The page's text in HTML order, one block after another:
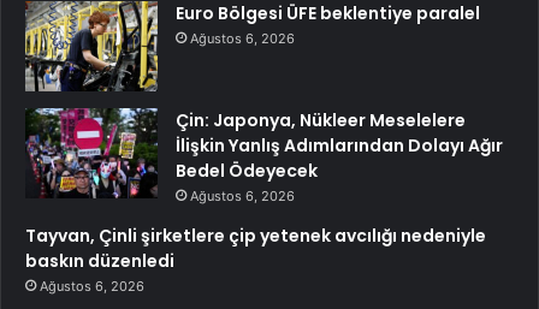
Euro Bölgesi ÜFE beklentiye paralel
Ağustos 6, 2026
Çin: Japonya, Nükleer Meselelere
İlişkin Yanlış Adımlarından Dolayı Ağır
Bedel Ödeyecek
Ağustos 6, 2026
Tayvan, Çinli şirketlere çip yetenek avcılığı nedeniyle
baskın düzenledi
Ağustos 6, 2026